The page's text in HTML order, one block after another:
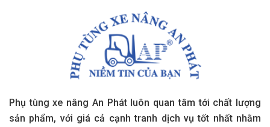
Phụ tùng xe nâng An Phát luôn quan tâm tới chất lượng
sản phẩm, với giá cả cạnh tranh dịch vụ tốt nhất nhằm